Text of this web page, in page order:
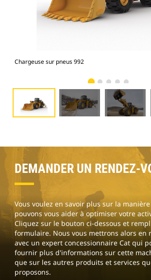
Chargeuse sur pneus 992
DEMANDER UN RENDEZ-
Vous voulez en savoir plus sur la
pouvons vous aider à optimiser votre
Cliquez sur le bouton ci-dessous et
formulaire. Nous vous mettrons alors en
avec un expert concessionnaire Cat qui
fournir plus d'informations sur cette
que sur les autres produits et services
proposons.